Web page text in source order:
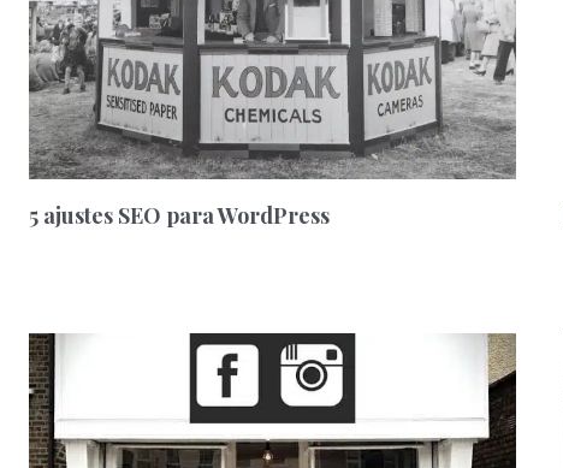
5 ajustes SEO para WordPress